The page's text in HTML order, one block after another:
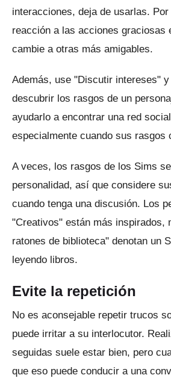
interacciones, deja de usarlas.
reacción a las acciones graciosas
cambie a otras más amigables.
Además, use "Discutir intereses"
descubrir los rasgos de un
ayudarlo a encontrar una red
especialmente cuando sus rasgos
A veces, los rasgos de los Sims
personalidad, así que considere
cuando tenga una discusión. Los
"Creativos" están más inspirados,
ratones de biblioteca" denotan un
leyendo libros.
Evite la repetición
No es aconsejable repetir trucos
puede irritar a su interlocutor.
seguidas suele estar bien, pero
que eso puede conducir a una